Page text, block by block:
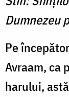
Dumnezeu
Pe
Avraam, ca
ha­rului,